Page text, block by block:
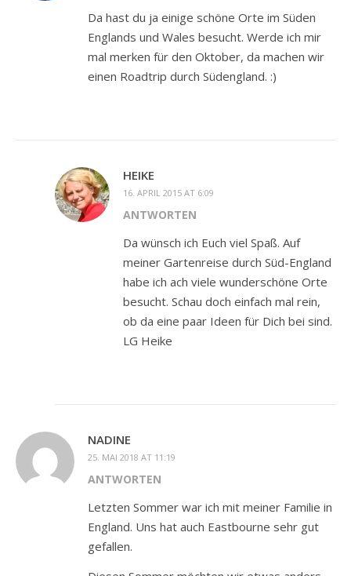
Da hast du ja einige schöne Orte im Süden
Englands und Wales besucht. Werde ich mir
mal merken für den Oktober, da machen wir
einen Roadtrip durch Südengland. :)
HEIKE
16. APRIL 2015 AT 6:09
ANTWORTEN
Da wünsch ich Euch viel Spaß. Auf
meiner Gartenreise durch Süd-England
habe ich ach viele wunderschöne Orte
besucht. Schau doch einfach mal rein,
ob da eine paar Ideen für Dich bei sind.
LG Heike
NADINE
25. MAI 2018 AT 11:19
ANTWORTEN
Letzten Sommer war ich mit meiner Familie in
England. Uns hat auch Eastbourne sehr gut
gefallen.